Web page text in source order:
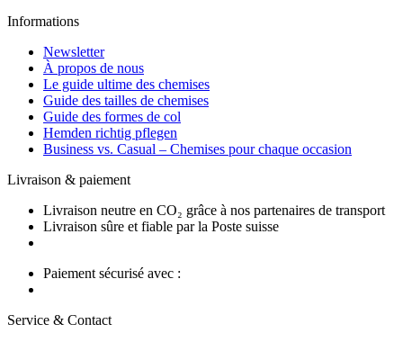
Informations
Newsletter
À propos de nous
Le guide ultime des chemises
Guide des tailles de chemises
Guide des formes de col
Hemden richtig pflegen
Business vs. Casual – Chemises pour chaque occasion
Livraison & paiement
Livraison neutre en CO₂ grâce à nos partenaires de transport
Livraison sûre et fiable par la Poste suisse
Paiement sécurisé avec :
Service & Contact